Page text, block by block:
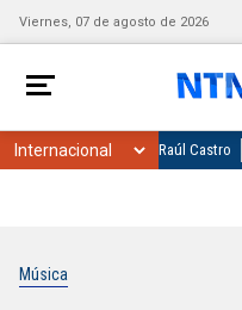
Viernes, 07 de agosto de 2026
Raúl Castro
Música